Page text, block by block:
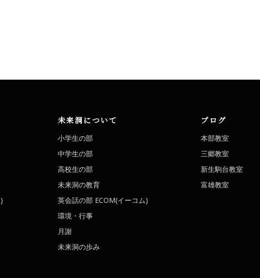
未来洞について
小学生の部
中学生の部
高校生の部
未来洞の教育
英会話の部 ECOM(イーコム)
環境・行事
月謝
未来洞の歩み
ブログ
本部教室
三郷教室
新生駒台教室
富雄教室